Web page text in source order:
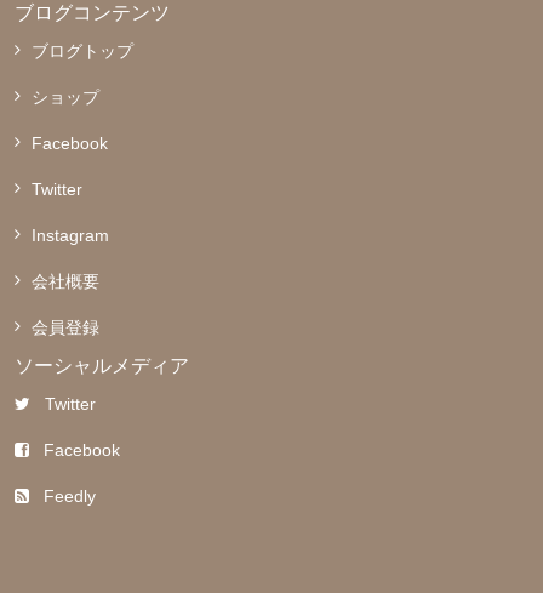
ブログコンテンツ
ブログトップ
ショップ
Facebook
Twitter
Instagram
会社概要
会員登録
ソーシャルメディア
Twitter
Facebook
Feedly